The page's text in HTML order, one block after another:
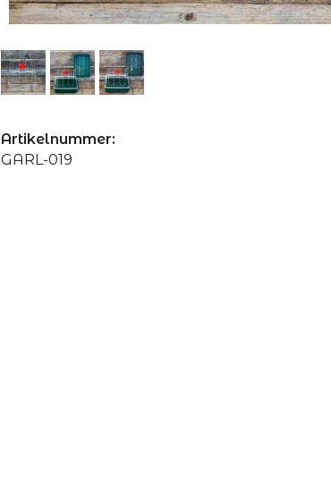
Artikelnummer:
GARL-019